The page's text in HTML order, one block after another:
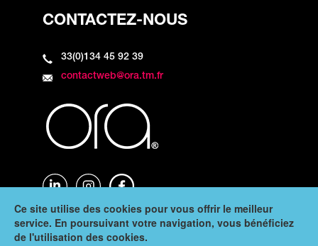
CONTACTEZ-NOUS
33(0)134 45 92 39
contactweb@ora.tm.fr
Copyright © 2024 Ora - Tous droits réservés -
Ce site utilise des cookies pour vous offrir le meilleur
service. En poursuivant votre navigation, vous bénéficiez
de l'utilisation des cookies.